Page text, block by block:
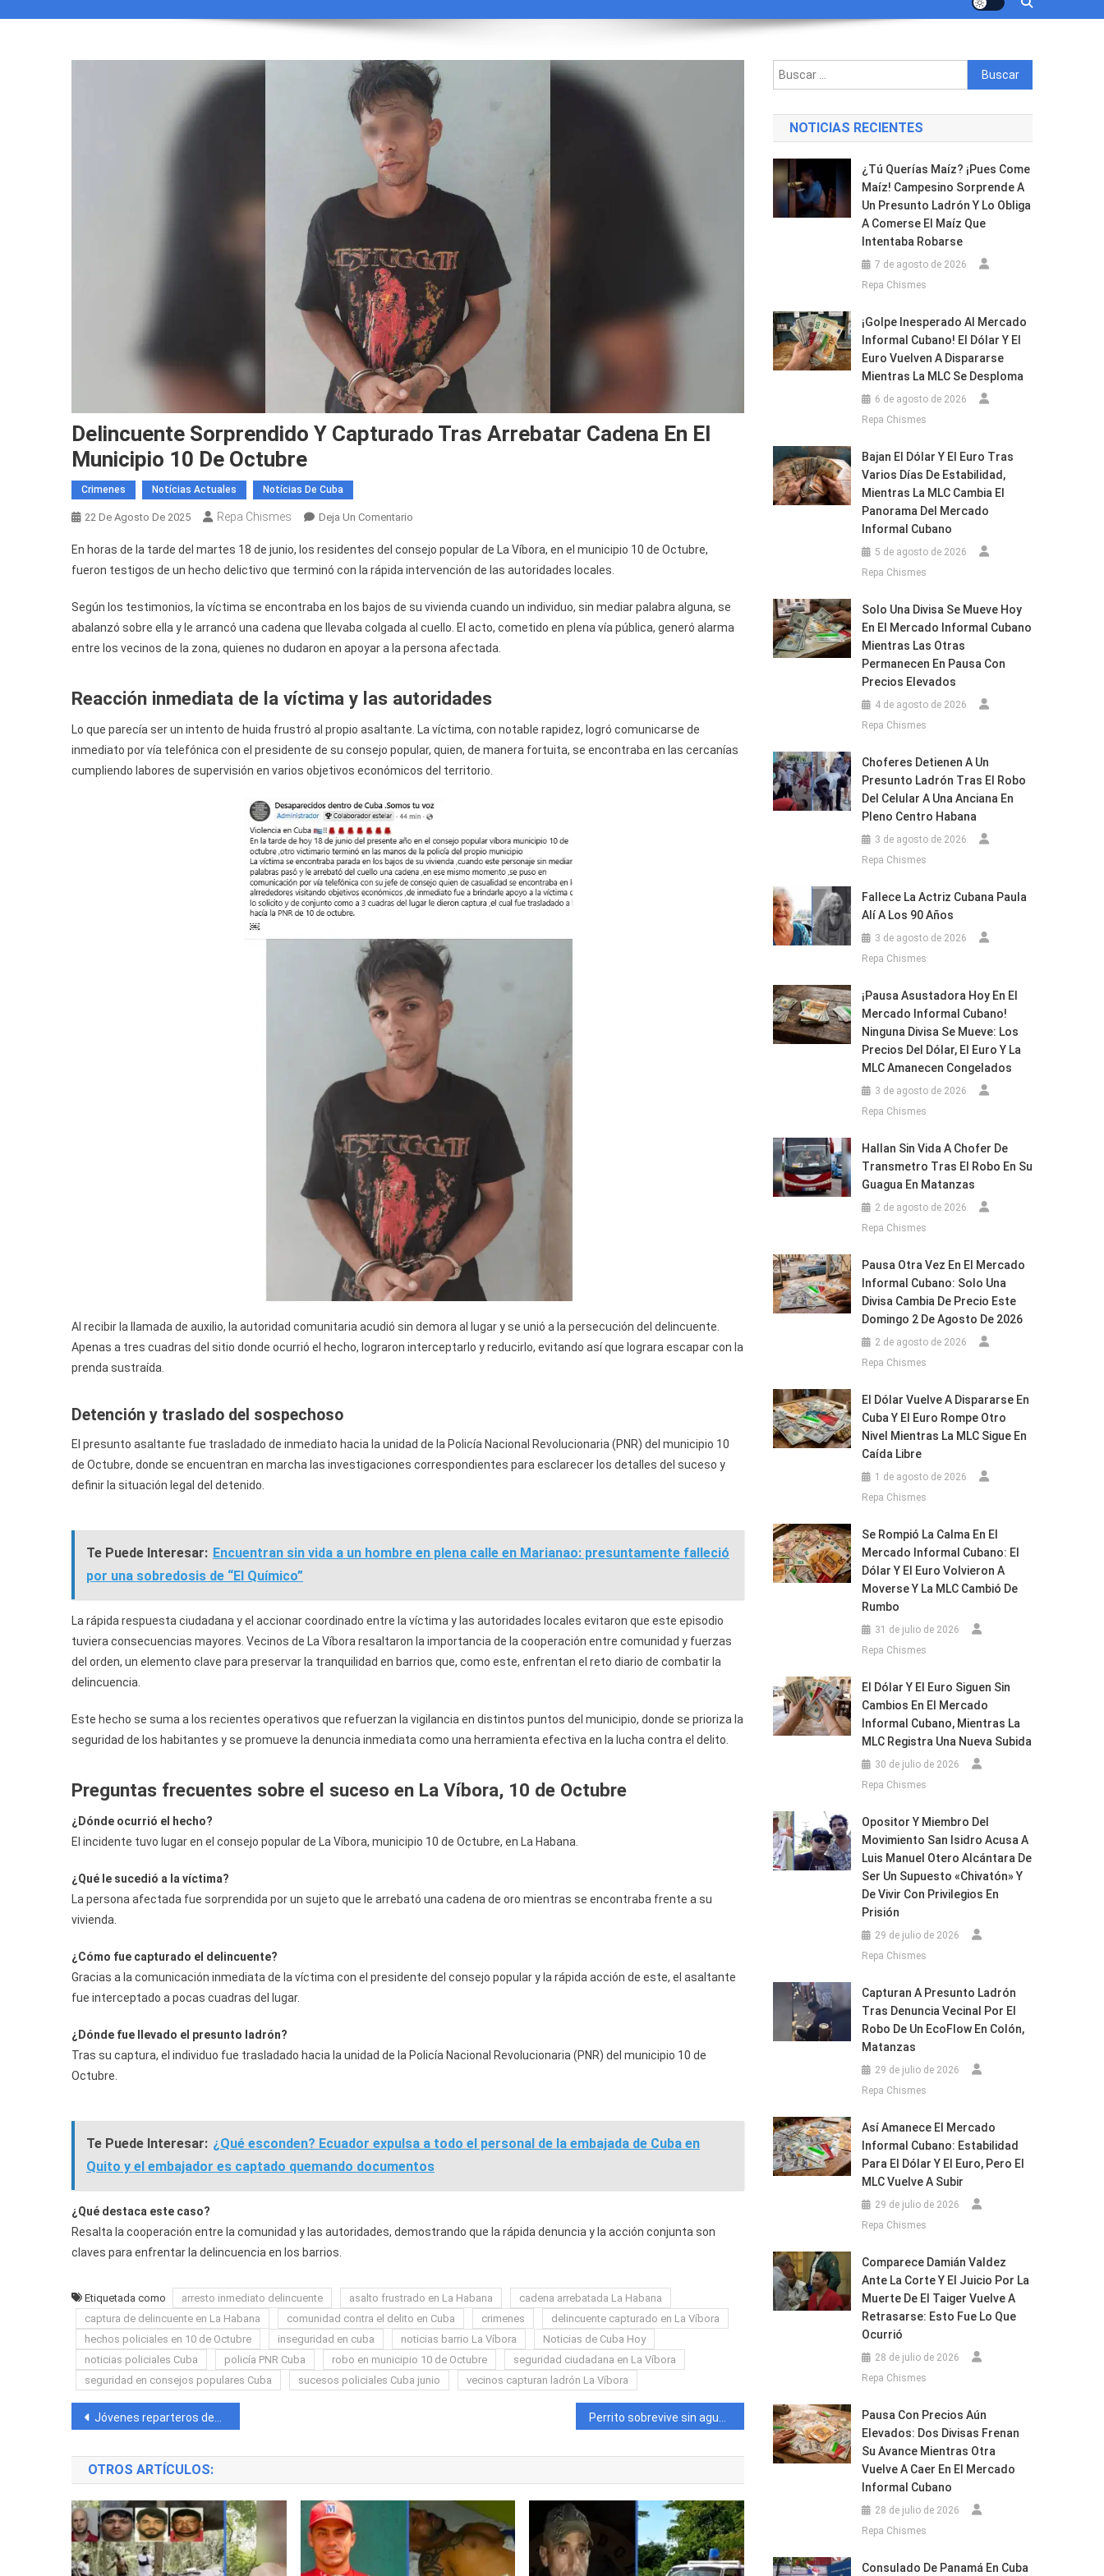
Delincuente Sorprendido Y Capturado Tras Arrebatar Cadena En El
Municipio 10 De Octubre
Crimenes Notícias Actuales Notícias De Cuba
22 De Agosto De 2025 Repa Chismes Deja Un Comentario
Sorprendido
Y
Tras
Arrebatar
Cadena
Municipio
10
De
En horas de la tarde del martes 18 de junio, los residentes del consejo popular de La Víbora, en el municipio 10 de Octubre,
fueron testigos de un hecho delictivo que terminó con la rápida intervención de las autoridades locales.
Según los testimonios, la víctima se encontraba en los bajos de su vivienda cuando un individuo, sin mediar palabra alguna, se
abalanzó sobre ella y le arrancó una cadena que llevaba colgada al cuello. El acto, cometido en plena vía pública, generó alarma
entre los vecinos de la zona, quienes no dudaron en apoyar a la persona afectada.
Reacción inmediata de la víctima y las autoridades
Lo que parecía ser un intento de huida frustró al propio asaltante. La víctima, con notable rapidez, logró comunicarse de
inmediato por vía telefónica con el presidente de su consejo popular, quien, de manera fortuita, se encontraba en las cercanías
cumpliendo labores de supervisión en varios objetivos económicos del territorio.
Al recibir la llamada de auxilio, la autoridad comunitaria acudió sin demora al lugar y se unió a la persecución del delincuente.
Apenas a tres cuadras del sitio donde ocurrió el hecho, lograron interceptarlo y reducirlo, evitando así que lograra escapar con la
prenda sustraída.
Detención y traslado del sospechoso
El presunto asaltante fue trasladado de inmediato hacia la unidad de la Policía Nacional Revolucionaria (PNR) del municipio 10
de Octubre, donde se encuentran en marcha las investigaciones correspondientes para esclarecer los detalles del suceso y
definir la situación legal del detenido.
Te Puede Interesar: Encuentran sin vida a un hombre en plena calle en Marianao: presuntamente falleció
por una sobredosis de “El Químico”
La rápida respuesta ciudadana y el accionar coordinado entre la víctima y las autoridades locales evitaron que este episodio
tuviera consecuencias mayores. Vecinos de La Víbora resaltaron la importancia de la cooperación entre comunidad y fuerzas
del orden, un elemento clave para preservar la tranquilidad en barrios que, como este, enfrentan el reto diario de combatir la
delincuencia.
Este hecho se suma a los recientes operativos que refuerzan la vigilancia en distintos puntos del municipio, donde se prioriza la
seguridad de los habitantes y se promueve la denuncia inmediata como una herramienta efectiva en la lucha contra el delito.
Preguntas frecuentes sobre el suceso en La Víbora, 10 de Octubre
¿Dónde ocurrió el hecho?
El incidente tuvo lugar en el consejo popular de La Víbora, municipio 10 de Octubre, en La Habana.
¿Qué le sucedió a la víctima?
La persona afectada fue sorprendida por un sujeto que le arrebató una cadena de oro mientras se encontraba frente a su
vivienda.
¿Cómo fue capturado el delincuente?
Gracias a la comunicación inmediata de la víctima con el presidente del consejo popular y la rápida acción de este, el asaltante
fue interceptado a pocas cuadras del lugar.
¿Dónde fue llevado el presunto ladrón?
Tras su captura, el individuo fue trasladado hacia la unidad de la Policía Nacional Revolucionaria (PNR) del municipio 10 de
Octubre.
Te Puede Interesar: ¿Qué esconden? Ecuador expulsa a todo el personal de la embajada de Cuba en
Quito y el embajador es captado quemando documentos
¿Qué destaca este caso?
Resalta la cooperación entre la comunidad y las autoridades, demostrando que la rápida denuncia y la acción conjunta son
claves para enfrentar la delincuencia en los barrios.
Etiquetada como arresto inmediato delincuente asalto frustrado en La Habana
cadena arrebatada La Habana
captura de delincuente en La Habana
comunidad contra el delito en Cuba crimenes
delincuente capturado en La Víbora
hechos policiales en 10 de Octubre
inseguridad en cuba noticias barrio La Víbora
Noticias de Cuba Hoy
noticias policiales Cuba
policía PNR Cuba robo en municipio 10 de Octubre
seguridad ciudadana en La Víbora
seguridad en consejos populares Cuba
sucesos policiales Cuba junio vecinos capturan ladrón La Víbora
Navegación
de
entradas
Jóvenes reparteros desafían al régimen en Cuba con canción contestataria y polémico video Perrito sobrevive sin agua ni sombra en el techo de una casa en La Habana
OTROS ARTÍCULOS:
Buscar:
NOTICIAS RECIENTES
¿Tú Querías Maíz? ¡Pues Come
Maíz! Campesino Sorprende A
Un Presunto Ladrón Y Lo Obliga
A Comerse El Maíz Que
Intentaba Robarse
7 de agosto de 2026
Repa Chismes
¡Golpe Inesperado Al Mercado
Informal Cubano! El Dólar Y El
Euro Vuelven A Dispararse
Mientras La MLC Se Desploma
6 de agosto de 2026
Repa Chismes
Bajan El Dólar Y El Euro Tras
Varios Días De Estabilidad,
Mientras La MLC Cambia El
Panorama Del Mercado
Informal Cubano
5 de agosto de 2026
Repa Chismes
Solo Una Divisa Se Mueve Hoy
En El Mercado Informal Cubano
Mientras Las Otras
Permanecen En Pausa Con
Precios Elevados
4 de agosto de 2026
Repa Chismes
Choferes Detienen A Un
Presunto Ladrón Tras El Robo
Del Celular A Una Anciana En
Pleno Centro Habana
3 de agosto de 2026
Repa Chismes
Fallece La Actriz Cubana Paula
Alí A Los 90 Años
3 de agosto de 2026
Repa Chismes
¡Pausa Asustadora Hoy En El
Mercado Informal Cubano!
Ninguna Divisa Se Mueve: Los
Precios Del Dólar, El Euro Y La
MLC Amanecen Congelados
3 de agosto de 2026
Repa Chismes
Hallan Sin Vida A Chofer De
Transmetro Tras El Robo En Su
Guagua En Matanzas
2 de agosto de 2026
Repa Chismes
Pausa Otra Vez En El Mercado
Informal Cubano: Solo Una
Divisa Cambia De Precio Este
Domingo 2 De Agosto De 2026
2 de agosto de 2026
Repa Chismes
El Dólar Vuelve A Dispararse En
Cuba Y El Euro Rompe Otro
Nivel Mientras La MLC Sigue En
Caída Libre
1 de agosto de 2026
Repa Chismes
Se Rompió La Calma En El
Mercado Informal Cubano: El
Dólar Y El Euro Volvieron A
Moverse Y La MLC Cambió De
Rumbo
31 de julio de 2026
Repa Chismes
El Dólar Y El Euro Siguen Sin
Cambios En El Mercado
Informal Cubano, Mientras La
MLC Registra Una Nueva Subida
30 de julio de 2026
Repa Chismes
Opositor Y Miembro Del
Movimiento San Isidro Acusa A
Luis Manuel Otero Alcántara De
Ser Un Supuesto «chivatón» Y
De Vivir Con Privilegios En
Prisión
29 de julio de 2026
Repa Chismes
Capturan A Presunto Ladrón
Tras Denuncia Vecinal Por El
Robo De Un EcoFlow En Colón,
Matanzas
29 de julio de 2026
Repa Chismes
Así Amanece El Mercado
Informal Cubano: Estabilidad
Para El Dólar Y El Euro, Pero El
MLC Vuelve A Subir
29 de julio de 2026
Repa Chismes
Comparece Damián Valdez
Ante La Corte Y El Juicio Por La
Muerte De El Taiger Vuelve A
Retrasarse: Esto Fue Lo Que
Ocurrió
28 de julio de 2026
Repa Chismes
Pausa Con Precios Aún
Elevados: Dos Divisas Frenan
Su Avance Mientras Otra
Vuelve A Caer En El Mercado
Informal Cubano
28 de julio de 2026
Repa Chismes
Consulado De Panamá En Cuba